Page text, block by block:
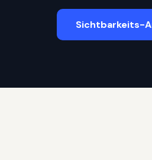
Sichtbarkeits-